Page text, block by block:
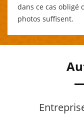
dans ce cas obligé
photos suffisent.